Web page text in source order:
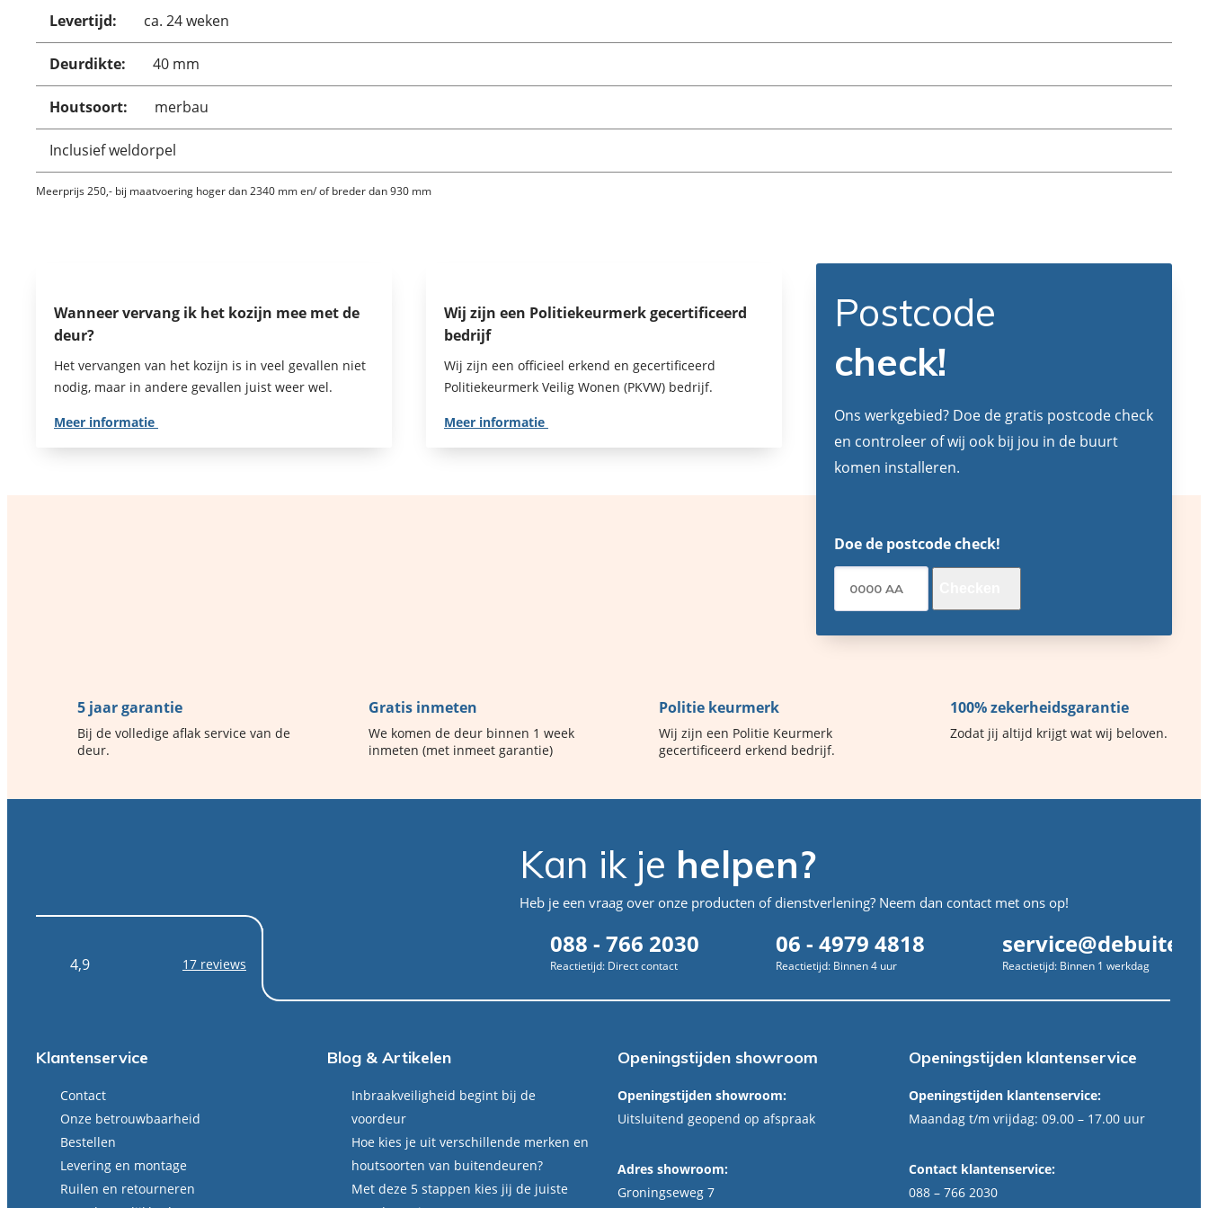
Levertijd: ca. 24 weken
Deurdikte: 40 mm
Houtsoort: merbau
Inclusief weldorpel
Meerprijs 250,- bij maatvoering hoger dan 2340 mm en/ of breder dan 930 mm
Wanneer vervang ik het kozijn mee met de
deur?
Het vervangen van het kozijn is in veel gevallen niet
nodig, maar in andere gevallen juist weer wel.
Meer informatie
Wij zijn een Politiekeurmerk gecertificeerd
bedrijf
Wij zijn een officieel erkend en gecertificeerd
Politiekeurmerk Veilig Wonen (PKVW) bedrijf.
Meer informatie
Postcode
check!
Ons werkgebied? Doe de gratis postcode check
en controleer of wij ook bij jou in de buurt
komen installeren.
Doe de postcode check!
5 jaar garantie
Bij de volledige aflak service van de
deur.
Gratis inmeten
We komen de deur binnen 1 week
inmeten (met inmeet garantie)
Politie keurmerk
Wij zijn een Politie Keurmerk
gecertificeerd erkend bedrijf.
100% zekerheidsgarantie
Zodat jij altijd krijgt wat wij beloven.
Kan ik je helpen?
Heb je een vraag over onze producten of dienstverlening? Neem dan contact met ons op!
4,9 17 reviews
088 - 766 2030
Reactietijd: Direct contact
06 - 4979 4818
Reactietijd: Binnen 4 uur Reactietijd: Binnen 1 werkdag
Klantenservice
Contact
Onze betrouwbaarheid
Bestellen
Levering en montage
Ruilen en retourneren
Blog & Artikelen
Inbraakveiligheid begint bij de
voordeur
Hoe kies je uit verschillende merken en
houtsoorten van buitendeuren?
Met deze 5 stappen kies jij de juiste
Openingstijden showroom
Openingstijden showroom:
Uitsluitend geopend op afspraak
Adres showroom:
Groningseweg 7
Openingstijden klantenservice
Openingstijden klantenservice:
Maandag t/m vrijdag: 09.00 – 17.00 uur
Contact klantenservice:
088 – 766 2030